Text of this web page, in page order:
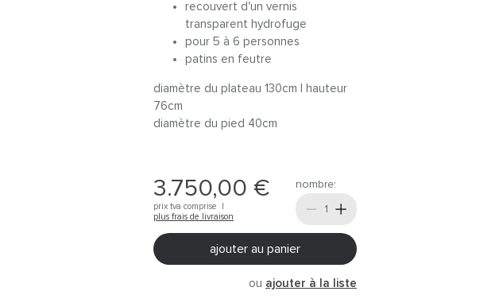
recouvert d'un vernis
transparent hydrofuge
pour 5 à 6 personnes
patins en feutre
diamètre du plateau 130cm | hauteur
76cm
diamètre du pied 40cm
3.750,00 €
prix tva comprise |
plus frais de livraison
nombre:
ajouter au panier
ou ajouter à la liste